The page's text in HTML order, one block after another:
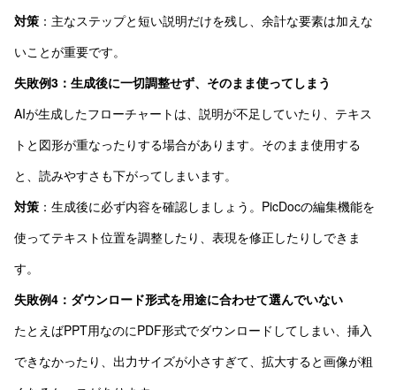
対策 ：主なステップと短い説明だけを残し、余計な要素は加えな
いことが重要です。
失敗例3：生成後に一切調整せず、そのまま使ってしまう
AIが生成したフローチャートは、説明が不足していたり、テキス
トと図形が重なったりする場合があります。そのまま使用する
と、読みやすさも下がってしまいます。
対策 ：生成後に必ず内容を確認しましょう。PicDocの編集機能を
使ってテキスト位置を調整したり、表現を修正したりしできま
す。
失敗例4：ダウンロード形式を用途に合わせて選んでいない
たとえばPPT用なのにPDF形式でダウンロードしてしまい、挿入
できなかったり、出力サイズが小さすぎて、拡大すると画像が粗